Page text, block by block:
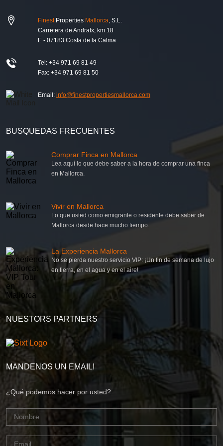
FinestProperties Mallorca, S.L.
Carretera de Andratx, km 18
E - 07183 Costa de la Calma
Tel: +34 971 69 81 49
Fax: +34 971 69 81 50
Email: info@finestpropertiesmallorca.com
BUSQUEDAS FRECUENTES
Comprar Finca en Mallorca
Lea aquí lo que debe saber a la hora de comprar una finca
en Mallorca.
Vivir en Mallorca
Lo que usted como emigrante o residente debe saber de
Mallorca desde hace mucho tiempo.
La Experiencia Mallorca
No se pierda nuestro servicio VIP: ¡Un fin de semana de lujo
en tierra, en el agua y en el aire!
NUESTORS PARTNERS
MANDENOS UN EMAIL!
¿Qué podemos hacer por usted?